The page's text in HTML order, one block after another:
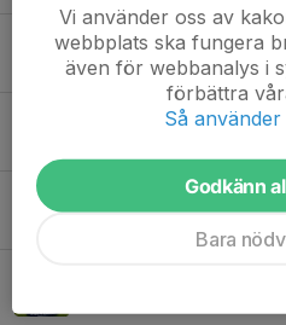
Årets fotbollsskola!
29 jun, 11:34 0
HEMMAMATCH I
Hemmamatcher v 26!
Vi använder oss av
webbplats ska fungera
även för webbanalys i
förbättra
Så
Godkänn
Bara